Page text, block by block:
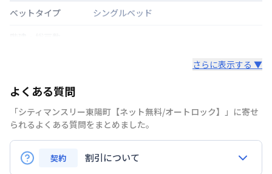
ベットタイプ
シングルベッド
部屋の向き
禁煙・喫煙
禁煙
交通
東京都大江戸線
さらに表示する ▼
よくある質問
「シティマンスリー東陽町【ネット無料/オートロック】」に寄せ
られるよくある質問をまとめました。
契約 割引について